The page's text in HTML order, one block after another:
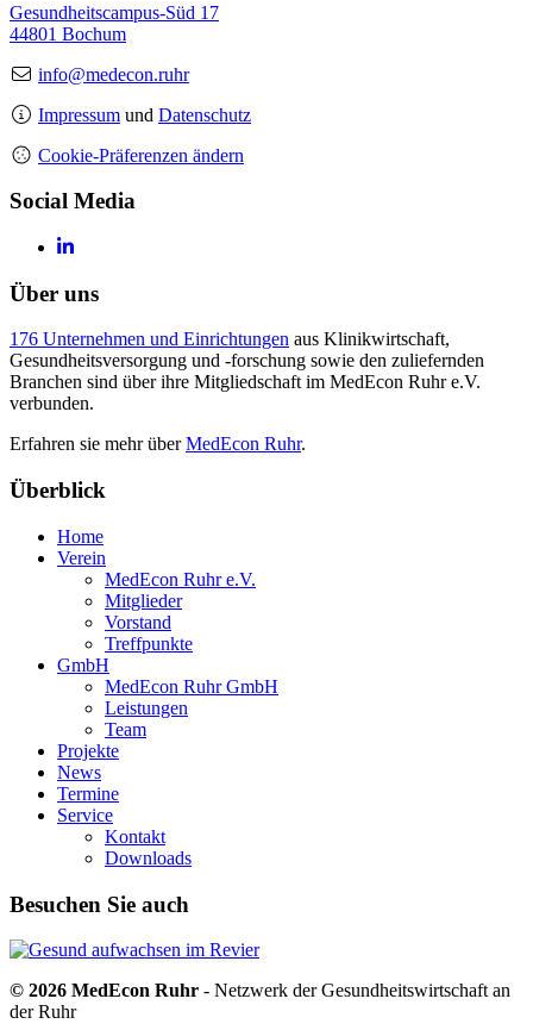
Gesundheitscampus-Süd 17
44801 Bochum
info@medecon.ruhr
Impressum und Datenschutz
Cookie-Präferenzen ändern
Social Media
Über uns
176 Unternehmen und Einrichtungen aus Klinikwirtschaft,
Gesundheitsversorgung und -forschung sowie den zuliefernden
Branchen sind über ihre Mitgliedschaft im MedEcon Ruhr e.V.
verbunden.
Erfahren sie mehr überMedEcon Ruhr.
Überblick
Home
Verein
MedEcon Ruhr e.V.
Mitglieder
Vorstand
Treffpunkte
GmbH
MedEcon Ruhr GmbH
Leistungen
Team
Projekte
News
Termine
Service
Kontakt
Downloads
Besuchen Sie auch
© 2026 MedEcon Ruhr - Netzwerk der Gesundheitswirtschaft an
der Ruhr